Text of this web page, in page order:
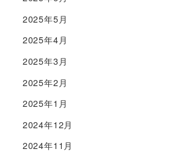
2025年5月
2025年4月
2025年3月
2025年2月
2025年1月
2024年12月
2024年11月